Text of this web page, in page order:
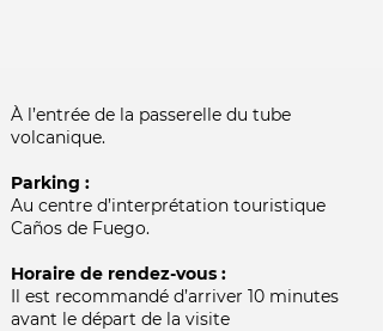
À l’entrée de la passerelle du tube
volcanique.
Parking :
Au centre d’interprétation touristique
Caños de Fuego.
Horaire de rendez-vous :
Il est recommandé d’arriver 10 minutes
avant le départ de la visite